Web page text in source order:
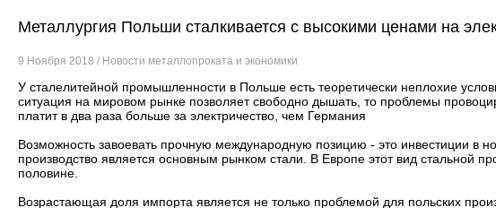
Металлургия Польши сталкивается с высокими ценами на
9 Ноября 2018 / Новости металлопроката и экономики
У сталелитейной промышленности в Польше есть теоретически неплохие
ситуация на мировом рынке позволяет свободно дышать, то проблемы
платит в два раза больше за электричество, чем Германия
Возможность завоевать прочную международную позицию - это инвестиции в
производство является основным рынком стали. В Европе этот вид стальной
половине.
Возрастающая доля импорта является не только проблемой для польских